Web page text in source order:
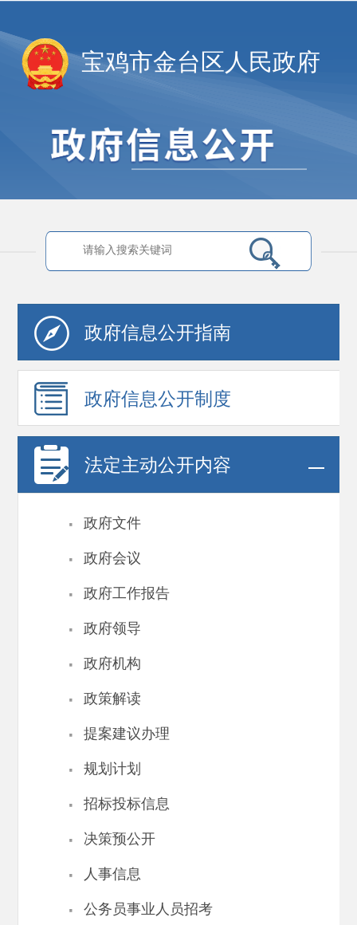
宝鸡市金台区人民政府
政府信息公开指南
政府信息公开制度
法定主动公开内容
· 政府文件
· 政府会议
· 政府工作报告
· 政府领导
· 政府机构
· 政策解读
· 提案建议办理
· 规划计划
· 招标投标信息
· 决策预公开
· 人事信息
· 公务员事业人员招考